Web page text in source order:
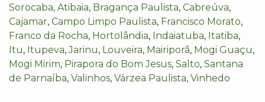
Sorocaba, Atibaia, Bragança Paulista, Cabreúva,
Cajamar, Campo Limpo Paulista, Francisco Morato,
Franco da Rocha, Hortolândia, Indaiatuba, Itatiba,
Itu, Itupeva,Jarinu, Louveira, Mairiporã, Mogi Guaçu,
Mogi Mirim, Pirapora do Bom Jesus, Salto, Santana
de Parnaíba, Valinhos, Várzea Paulista, Vinhedo